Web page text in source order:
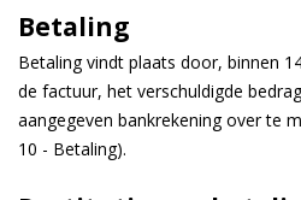
Betaling
Betaling vindt plaats door, binnen
de factuur, het verschuldigde
aangegeven bankrekening over te
10 - Betaling).